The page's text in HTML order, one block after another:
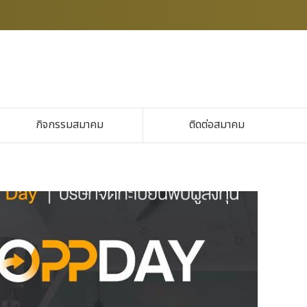
กิจกรรมสมาคม ติดต่อสมาคม